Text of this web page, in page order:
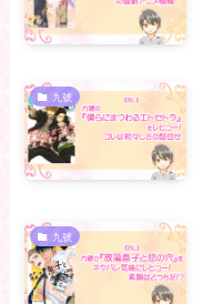
九號
九號